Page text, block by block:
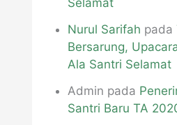
Selamat
Nurul Sarifah pada
Bersarung,
Ala Santri Selamat
Admin pada
Santri Baru TA